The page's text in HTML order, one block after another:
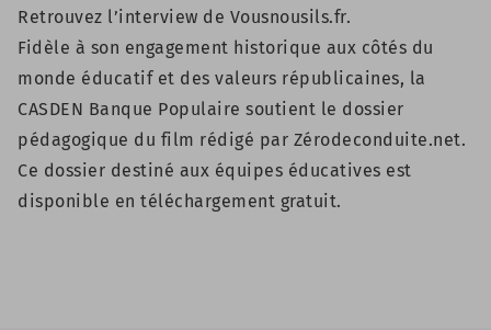
Retrouvez l’interview de Vousnousils.fr.
Fidèle à son engagement historique aux côtés du
monde éducatif et des valeurs républicaines, la
CASDEN Banque Populaire soutient le dossier
pédagogique du film rédigé par Zérodeconduite.net.
Ce dossier destiné aux équipes éducatives est
disponible en téléchargement gratuit.